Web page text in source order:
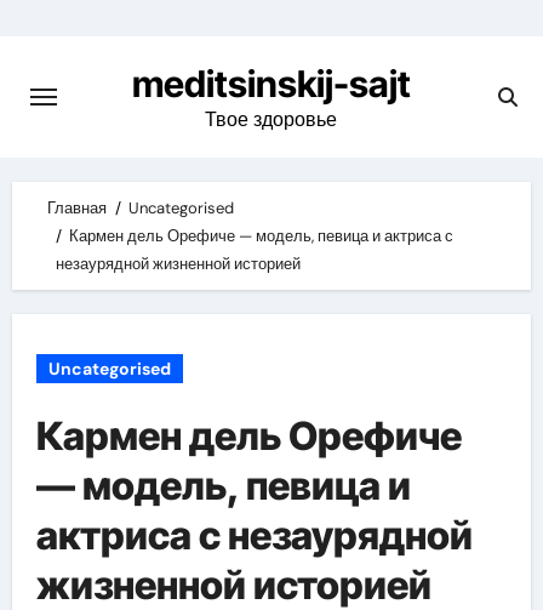
content
meditsinskij-sajt
Твое здоровье
Главная
Uncategorised
Кармен дель Орефиче — модель, певица и актриса с
незаурядной жизненной историей
Uncategorised
Кармен дель Орефиче
— модель, певица и
актриса с незаурядной
жизненной историей